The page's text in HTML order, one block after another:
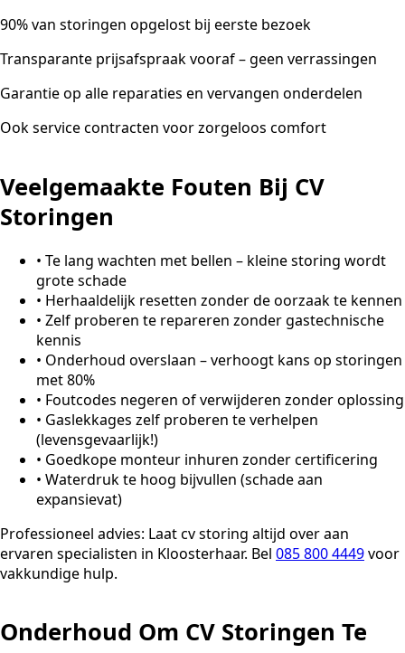
90% van storingen opgelost bij eerste bezoek
Transparante prijsafspraak vooraf – geen verrassingen
Garantie op alle reparaties en vervangen onderdelen
Ook service contracten voor zorgeloos comfort
Veelgemaakte Fouten Bij CV
Storingen
• Te lang wachten met bellen – kleine storing wordt
grote schade
• Herhaaldelijk resetten zonder de oorzaak te kennen
• Zelf proberen te repareren zonder gastechnische
kennis
• Onderhoud overslaan – verhoogt kans op storingen
met 80%
• Foutcodes negeren of verwijderen zonder oplossing
• Gaslekkages zelf proberen te verhelpen
(levensgevaarlijk!)
• Goedkope monteur inhuren zonder certificering
• Waterdruk te hoog bijvullen (schade aan
expansievat)
Professioneel advies: Laat cv storing altijd over aan
ervaren specialisten in Kloosterhaar. Bel 085 800 4449voor
vakkundige hulp.
Onderhoud Om CV Storingen Te